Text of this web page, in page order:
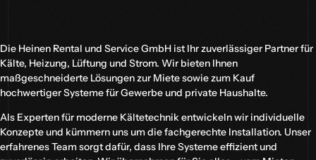
Die Heinen Rental und Service GmbH ist Ihr zuverlässiger Partner für
Kälte, Heizung, Lüftung und Strom. Wir bieten Ihnen
maßgeschneiderte Lösungen zur Miete sowie zum Kauf
hochwertiger Systeme für Gewerbe und private Haushalte.
Als Experten für moderne Kältetechnik entwickeln wir individuelle
Konzepte und kümmern uns um die fachgerechte Installation. Unser
erfahrenes Team sorgt dafür, dass Ihre Systeme effizient und